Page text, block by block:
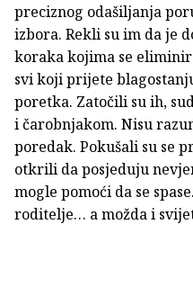
preciznog odašiljanja
izbora. Rekli su im da je
koraka kojima se
svi koji prijete
poretka. Zatočili su ih,
i čarobnjakom. Nisu
poredak. Pokušali su se
otkrili da posjeduju
mogle pomoći da se
roditelje… a možda i